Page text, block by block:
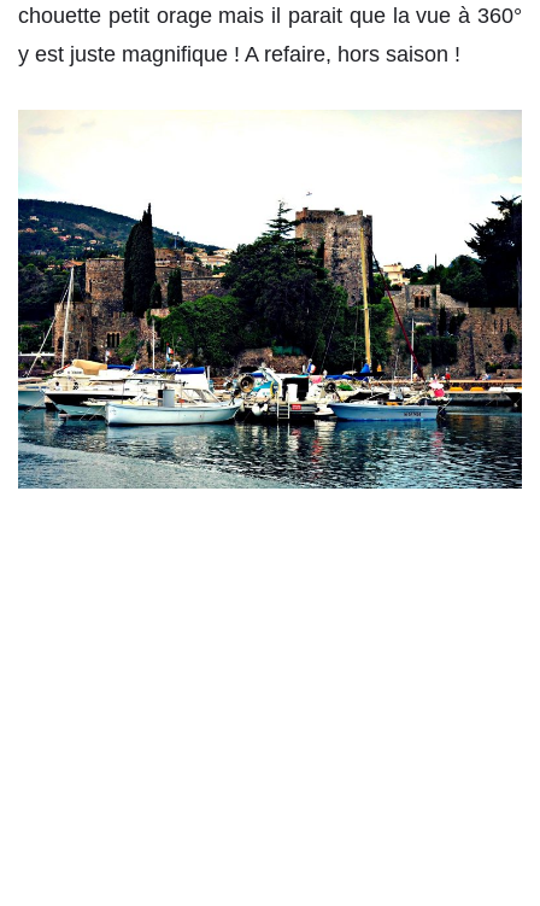
chouette petit orage mais il parait que la vue à 360°
y est juste magnifique ! A refaire, hors saison !